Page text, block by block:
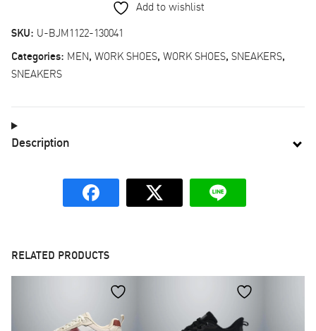
Add to wishlist
SKU: U-BJM1122-130041
Categories: MEN, WORK SHOES, WORK SHOES, SNEAKERS,
SNEAKERS
Description
RELATED PRODUCTS